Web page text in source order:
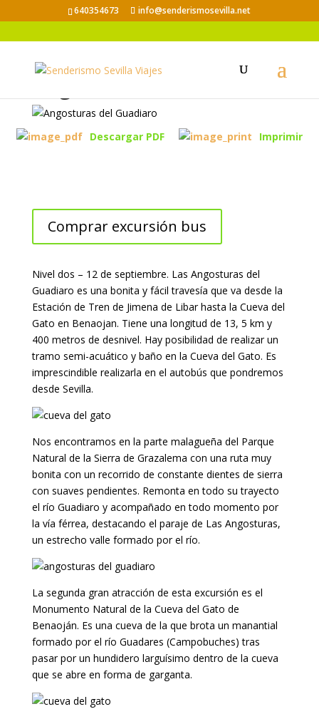
640354673 info@senderismosevilla.net
Angosturas del Guadiaro
Descargar PDF Imprimir
Comprar excursión bus
Nivel dos – 12 de septiembre. Las Angosturas del
Guadiaro es una bonita y fácil travesía que va desde la
Estación de Tren de Jimena de Libar hasta la Cueva del
Gato en Benaojan. Tiene una longitud de 13, 5 km y
400 metros de desnivel. Hay posibilidad de realizar un
tramo semi-acuático y baño en la Cueva del Gato. Es
imprescindible realizarla en el autobús que pondremos
desde Sevilla.
Nos encontramos en la parte malagueña del Parque
Natural de la Sierra de Grazalema con una ruta muy
bonita con un recorrido de constante dientes de sierra
con suaves pendientes. Remonta en todo su trayecto
el río Guadiaro y acompañado en todo momento por
la vía férrea, destacando el paraje de Las Angosturas,
un estrecho valle formado por el río.
La segunda gran atracción de esta excursión es el
Monumento Natural de la Cueva del Gato de
Benaoján. Es una cueva de la que brota un manantial
formado por el río Guadares (Campobuches) tras
pasar por un hundidero larguísimo dentro de la cueva
que se abre en forma de garganta.